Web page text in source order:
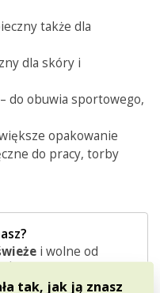
tak, jak ją znasz
także dla
dla skóry i
– do obuwia sportowego,
opakowanie
do pracy, torby
i wolne od
i utrzymuje efekt